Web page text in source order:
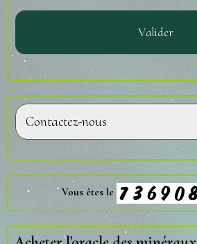
Valider
Contactez-nous
Vous êtes le